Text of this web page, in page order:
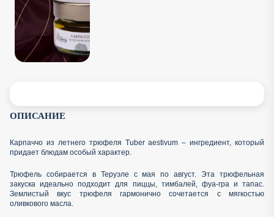
ОПИСАНИЕ
Карпаччо из летнего трюфеля Tuber aestivum – ингредиент, который
придает блюдам особый характер.
Трюфель собирается в Теруэле с мая по август. Эта трюфельная
закуска идеально подходит для пиццы, тимбалей, фуа-гра и тапас.
Землистый вкус трюфеля гармонично сочетается с мягкостью
оливкового масла.